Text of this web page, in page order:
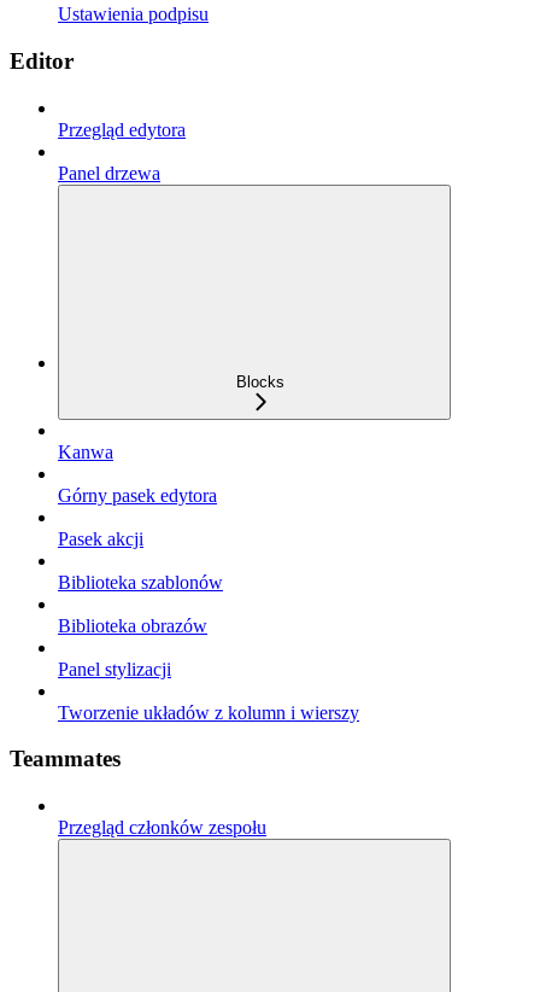
Ustawienia podpisu
Editor
Przegląd edytora
Panel drzewa
Blocks
Kanwa
Górny pasek edytora
Pasek akcji
Biblioteka szablonów
Biblioteka obrazów
Panel stylizacji
Tworzenie układów z kolumn i wierszy
Teammates
Przegląd członków zespołu